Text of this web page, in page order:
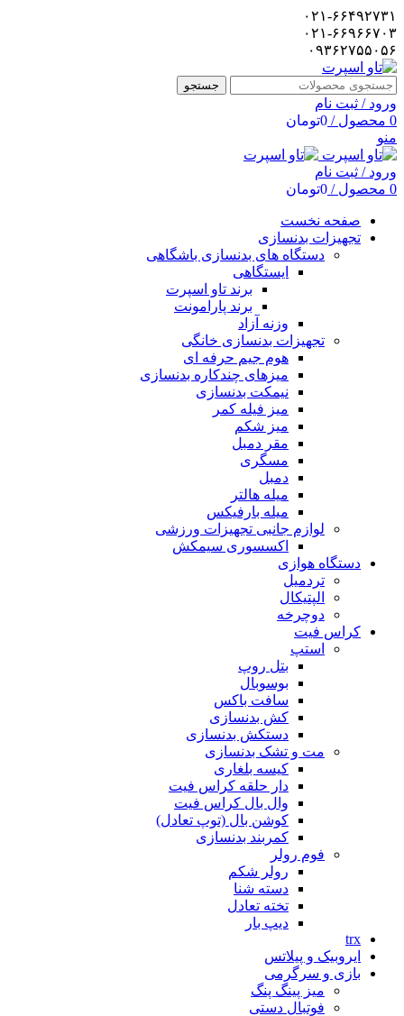
۰۲۱-۶۶۴۹۲۷۳۱
۰۲۱-۶۶۹۶۶۷۰۳
۰۹۳۶۲۷۵۵۰۵۶
جستجو
ورود / ثبت نام
0 محصول / تومان0
منو
ورود / ثبت نام
0 محصول / تومان0
صفحه نخست
تجهیزات بدنسازی
دستگاه های بدنسازی باشگاهی
ایستگاهی
برند تاو اسپرت
برند پارامونت
وزنه آزاد
تجهیزات بدنسازی خانگی
هوم جیم حرفه ای
میزهای چندکاره بدنسازی
نیمکت بدنسازی
میز فیله کمر
میز شکم
مقر دمبل
مسگری
دمبل
میله هالتر
میله بارفیکس
لوازم جانبی تجهیزات ورزشی
اکسسوری سیمکش
دستگاه هوازی
تردمیل
الپتیکال
دوچرخه
کراس فیت
استپ
بتل روپ
بوسوبال
سافت باکس
کش بدنسازی
دستکش بدنسازی
مت و تشک بدنسازی
کیسه بلغاری
دار حلقه کراس فیت
وال بال کراس فیت
کوشن بال (توپ تعادل)
کمربند بدنسازی
فوم رولر
رولر شکم
دسته شنا
تخته تعادل
دیپ بار
trx
ایروبیک و پیلاتس
بازی و سرگرمی
میز پینگ پنگ
فوتبال دستی